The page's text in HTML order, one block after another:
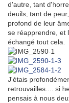
d'autre, tant
deuils, tant de
profond de leur
se réapprendre, et
échangé tout cela.
J'étais
retrouvailles.... si
pensais à nous